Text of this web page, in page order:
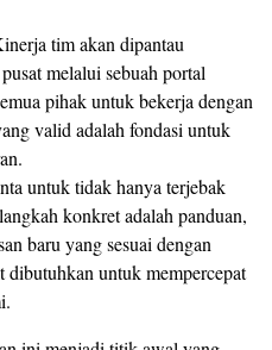
tim akan dipantau
melalui sebuah portal
pihak untuk bekerja dengan
valid adalah fondasi untuk
untuk tidak hanya terjebak
konkret adalah panduan,
baru yang sesuai dengan
untuk mempercepat